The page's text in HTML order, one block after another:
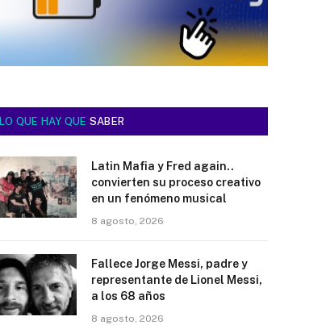
LO QUE HAY QUE SABER
Latin Mafia y Fred again..
convierten su proceso creativo
en un fenómeno musical
8 agosto, 2026
Fallece Jorge Messi, padre y
representante de Lionel Messi,
a los 68 años
8 agosto, 2026